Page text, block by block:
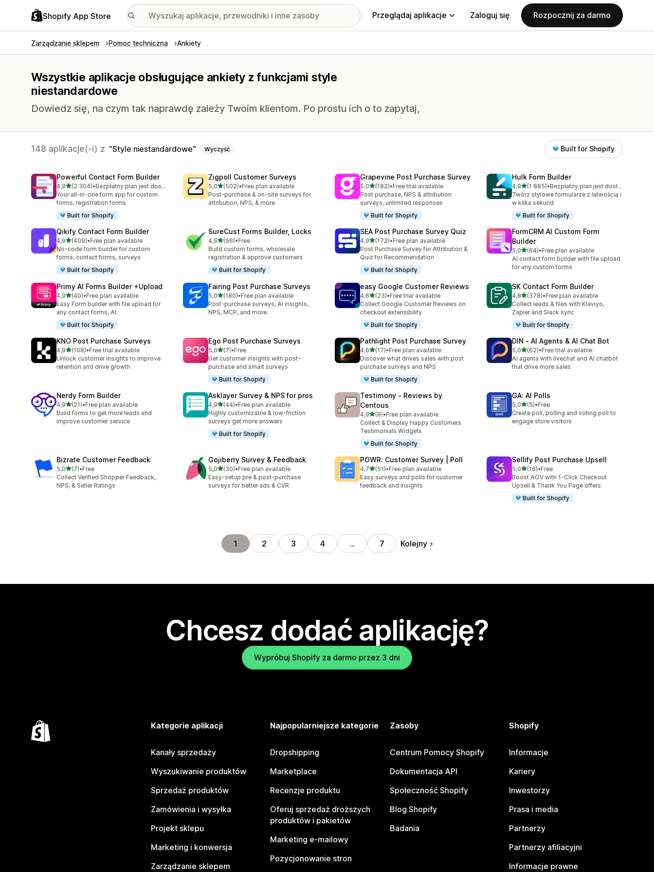
Shopify App Store Przeglądaj aplikacje Zaloguj się Rozpocznij za darmo
Zarządzanie sklepem Pomoc techniczna Ankiety
Wszystkie aplikacje obsługujące ankiety z funkcjami style
niestandardowe
Dowiedz się, na czym tak naprawdę zależy Twoim klientom. Po prostu ich o to zapytaj,
148 aplikacje(-i) z Style niestandardowe Wyczyść Built for Shopify
Powerful Contact Form Builder
4,9na 5 gwiazdek
(2 304)
Łączna liczba recenzji: 2304
•
Bezpłatny plan jest dostępny
Your all-in-one form app for custom
forms, registration forms
Built for Shopify
Zigpoll Customer Surveys
5,0na 5 gwiazdek
(502)
Łączna liczba recenzji: 502
•Free plan available
Post-purchase & on-site surveys for
attribution, NPS, & more
Grapevine Post Purchase Survey
5,0na 5 gwiazdek
(182)
Łączna liczba recenzji: 182
•Free trial available
Post purchase, NPS & attribution
surveys, unlimited responses
Built for Shopify
Hulk Form Builder
4,9na 5 gwiazdek
(1 885)
Łączna liczba recenzji: 1885
•
Bezpłatny plan jest dostępny
Twórz stylowe formularze z łatwością i
w kilka sekund.
Built for Shopify
Qikify Contact Form Builder
4,9na 5 gwiazdek
(409)
Łączna liczba recenzji: 409
•Free plan available
No-code form builder for custom
forms, contact forms, surveys
Built for Shopify
SureCust Forms Builder, Locks
4,9na 5 gwiazdek
(96)
Łączna liczba recenzji: 96
•Free
Build custom forms, wholesale
registration & approve customers
Built for Shopify
SEA Post Purchase Survey Quiz
4,9na 5 gwiazdek
(172)
Łączna liczba recenzji: 172
•Free plan available
Post Purchase Survey for Attribution &
Quiz for Recommendation
Built for Shopify
FormCRM AI Custom Form
Builder
5,0na 5 gwiazdek
(64)
Łączna liczba recenzji: 64
•Free plan available
AI contact form builder with file upload
for any custom forms
Primy AI Forms Builder +Upload
4,9na 5 gwiazdek
(40)
Łączna liczba recenzji: 40
•Free plan available
Easy Form builder with file upload for
any contact forms, AI
Built for Shopify
Fairing Post Purchase Surveys
5,0na 5 gwiazdek
(180)
Łączna liczba recenzji: 180
•Free plan available
Post-purchase surveys, AI insights,
NPS, MCP, and more.
easy Google Customer Reviews
4,6na 5 gwiazdek
(23)
Łączna liczba recenzji: 23
•Free trial available
Collect Google Customer Reviews on
checkout extensibility
Built for Shopify
SK Contact Form Builder
4,8na 5 gwiazdek
(378)
Łączna liczba recenzji: 378
•Free plan available
Collect leads & files with Klaviyo,
Zapier and Slack sync
Built for Shopify
KNO Post Purchase Surveys
4,9na 5 gwiazdek
(108)
Łączna liczba recenzji: 108
•Free trial available
Unlock customer insights to improve
retention and drive growth
Ego Post Purchase Surveys
5,0na 5 gwiazdek
(7)
Łączna liczba recenzji: 7
•Free
Get customer insights with post-
purchase and smart surveys
Built for Shopify
Pathlight Post Purchase Survey
4,6na 5 gwiazdek
(17)
Łączna liczba recenzji: 17
•Free plan available
Discover what drives sales with post
purchase surveys and NPS
Built for Shopify
DIN ‑ AI Agents & AI Chat Bot
5,0na 5 gwiazdek
(62)
Łączna liczba recenzji: 62
•Free trial available
AI agents with livechat and AI chatbot
that drive more sales
Nerdy Form Builder
4,9na 5 gwiazdek
(21)
Łączna liczba recenzji: 21
•Free plan available
Build forms to get more leads and
improve customer service
Asklayer Survey & NPS for pros
4,9na 5 gwiazdek
(44)
Łączna liczba recenzji: 44
•Free plan available
Highly customizable & low-friction
surveys get more answers
Built for Shopify
Testimony ‑ Reviews by
Centous
4,9na 5 gwiazdek
(8)
Łączna liczba recenzji: 8
•Free plan available
Collect & Display Happy Customers
Testimonials Widgets
Built for Shopify
GA: AI Polls
5,0na 5 gwiazdek
(5)
Łączna liczba recenzji: 5
•Free
Create poll, polling and voting poll to
engage store visitors
Bizrate Customer Feedback
5,0na 5 gwiazdek
(7)
Łączna liczba recenzji: 7
•Free
Collect Verified Shopper Feedback,
NPS, & Seller Ratings
Gojiberry Survey & Feedback
5,0na 5 gwiazdek
(30)
Łączna liczba recenzji: 30
•Free plan available
Easy-setup pre & post-purchase
surveys for better ads & CVR
POWR: Customer Survey | Poll
4,7na 5 gwiazdek
(51)
Łączna liczba recenzji: 51
•Free plan available
Easy surveys and polls for customer
feedback and insights
Sellify Post Purchase Upsell
5,0na 5 gwiazdek
(16)
Łączna liczba recenzji: 16
•Free
Boost AOV with 1-Click Checkout
Upsell & Thank You Page offers
Built for Shopify
1 2 3 4 … 7 Kolejny
Chcesz dodać aplikację?
Wypróbuj Shopify za darmo przez 3 dni
Kategorie aplikacji
Kanały sprzedaży
Wyszukiwanie produktów
Sprzedaż produktów
Zamówienia i wysyłka
Projekt sklepu
Marketing i konwersja
Zarządzanie sklepem
Najpopularniejsze kategorie
Dropshipping
Marketplace
Recenzje produktu
Oferuj sprzedaż droższych
produktów i pakietów
Marketing e-mailowy
Pozycjonowanie stron
Zasoby
Centrum Pomocy Shopify
Dokumentacja API
Społeczność Shopify
Blog Shopify
Badania
Shopify
Informacje
Kariery
Inwestorzy
Prasa i media
Partnerzy
Partnerzy afiliacyjni
Informacje prawne